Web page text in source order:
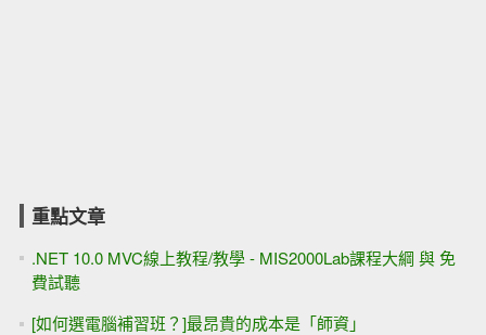
重點文章
.NET 10.0 MVC線上教程/教學 - MIS2000Lab課程大綱 與 免
費試聽
[如何選電腦補習班？]最昂貴的成本是「師資」